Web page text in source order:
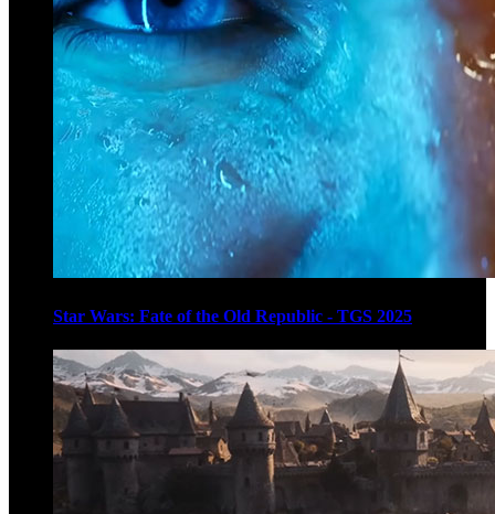
Star Wars: Fate of the Old Republic - TGS 2025